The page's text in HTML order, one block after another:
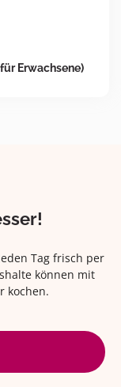
Erwachsene)
Tag frisch per
können mit
kochen.